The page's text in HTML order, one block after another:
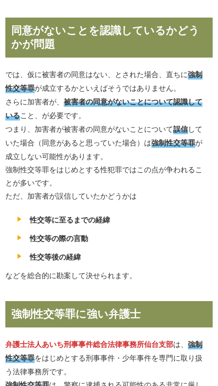
同意がないことを認識しているかどう
かが問題
では、仮に被害者の同意はない、とされた場合、直ちに強制
性交等罪が成立するかといえばそうではありません。
さらに加害者が、被害者の同意がないことについて認識して
いること、が必要です。
つまり、加害者が被害者の同意がないことについて誤信して
いた場合（同意があると思っていた場合）は強制性交等罪が
成立しない可能性があります。
強制性交等罪をはじめとする性犯罪ではこの点が争われるこ
とが多いです。
ただ、加害者が誤信していたかどうかは
性交等に至るまでの経緯
性交等の際の言動
性交等後の経緯
などを総合的に勘案して決せられます。
強制性交等罪に強い弁護士
弁護士法人あいち刑事事件総合法律事務所仙台支部は、強制
性交等罪をはじめとする刑事事件・少年事件を専門に取り扱
う法律事務所です。